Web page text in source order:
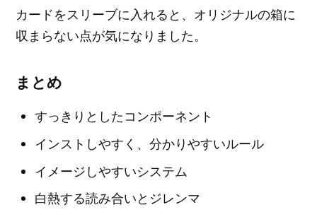
カードをスリーブに入れると、オリジナルの箱に
収まらない点が気になりました。
まとめ
すっきりとしたコンポーネント
インストしやすく、分かりやすいルール
イメージしやすいシステム
白熱する読み合いとジレンマ